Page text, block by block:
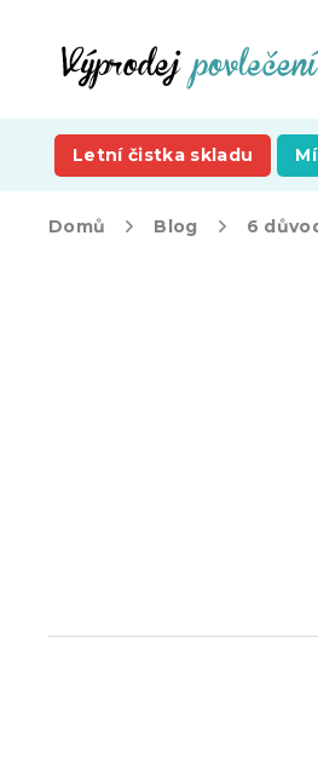
Letní čistka skladu
Domů Blog 6